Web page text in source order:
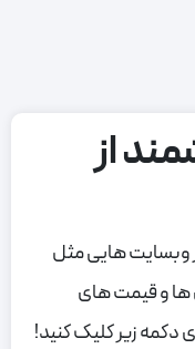
از
وبسایت هایی مثل
ها و قیمت های
دکمه زیر کلیک کنید!